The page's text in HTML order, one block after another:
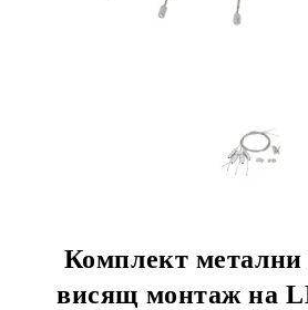
Комплект метални
висящ монтаж на